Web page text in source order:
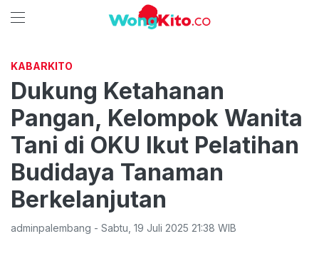
KABARKITO
Dukung Ketahanan
Pangan, Kelompok Wanita
Tani di OKU Ikut Pelatihan
Budidaya Tanaman
Berkelanjutan
adminpalembang - Sabtu 19 Juli 2025 21:38 WIB